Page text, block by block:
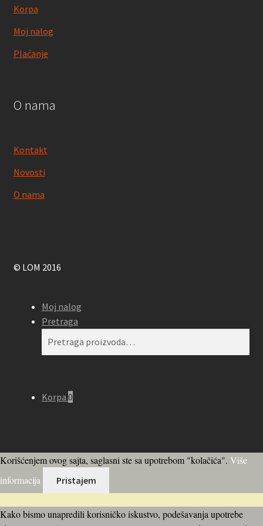
Korpa
Moj nalog
Plaćanje
O nama
Kontakt
Novosti
O nama
© LOM 2016
Moj nalog
Pretraga
Korpa 0
Korišćenjem ovog sajta, saglasni ste sa upotrebom "kolačića". Više
informacija
Pristajem
Kako bismo unapredili korisničko iskustvo, podešavanja upotrebe